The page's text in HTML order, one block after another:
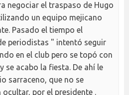
negociar el traspaso de Hugo
un equipo mejicano
Pasado el tiempo el
periodistas " intentó seguir
en el club pero se topó con
se acabo la fiesta. De ahí le
sarraceno, que no se
ocultar, por el presidente .